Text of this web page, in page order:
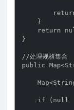
    }
return
}
//处理规格集合
public
if (null